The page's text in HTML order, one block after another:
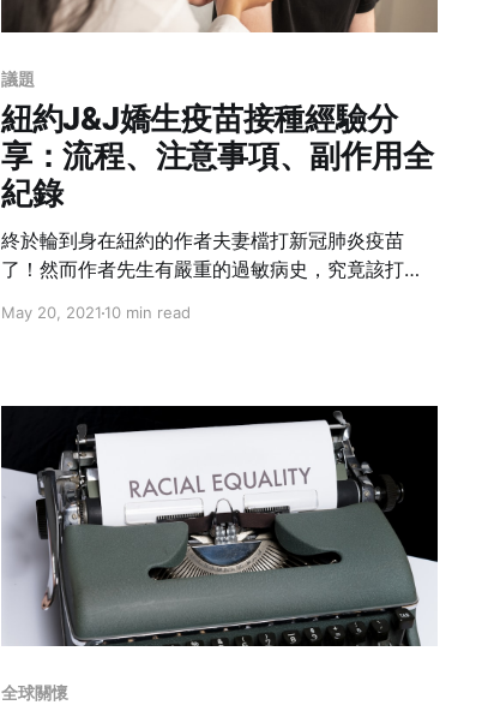
議題
紐約J&J嬌生疫苗接種經驗分
享：流程、注意事項、副作用全
紀錄
終於輪到身在紐約的作者夫妻檔打新冠肺炎疫苗
了！然而作者先生有嚴重的過敏病史，究竟該打哪
者希望透過這篇全紀錄讓我們一窺打疫苗的過程和
May 20, 202110 min read
全球關懷